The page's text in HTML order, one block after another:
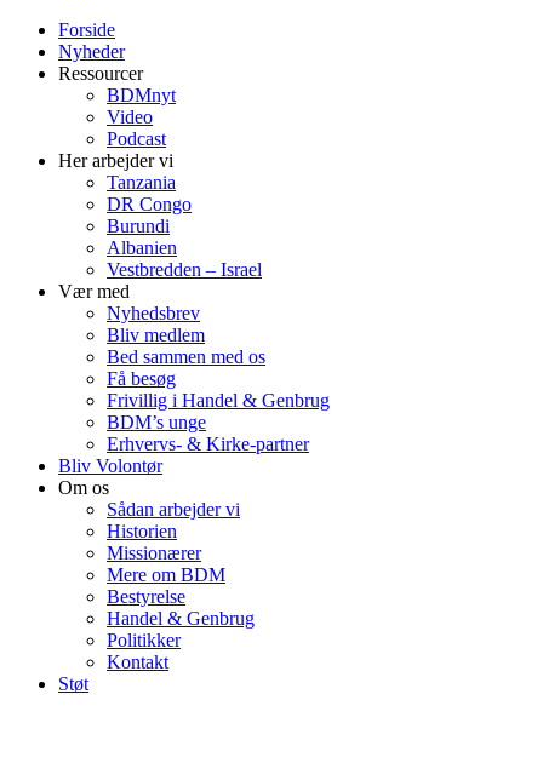
Forside
Nyheder
Ressourcer
BDMnyt
Video
Podcast
Her arbejder vi
Tanzania
DR Congo
Burundi
Albanien
Vestbredden – Israel
Vær med
Nyhedsbrev
Bliv medlem
Bed sammen med os
Få besøg
Frivillig i Handel & Genbrug
BDM’s unge
Erhvervs- & Kirke-partner
Bliv Volontør
Om os
Sådan arbejder vi
Historien
Missionærer
Mere om BDM
Bestyrelse
Handel & Genbrug
Politikker
Kontakt
Støt